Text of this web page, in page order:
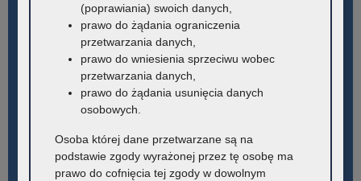
(poprawiania) swoich danych,
prawo do żądania ograniczenia
przetwarzania danych,
prawo do wniesienia sprzeciwu wobec
przetwarzania danych,
prawo do żądania usunięcia danych
osobowych.
Osoba której dane przetwarzane są na
podstawie zgody wyrażonej przez tę osobę ma
prawo do cofnięcia tej zgody w dowolnym